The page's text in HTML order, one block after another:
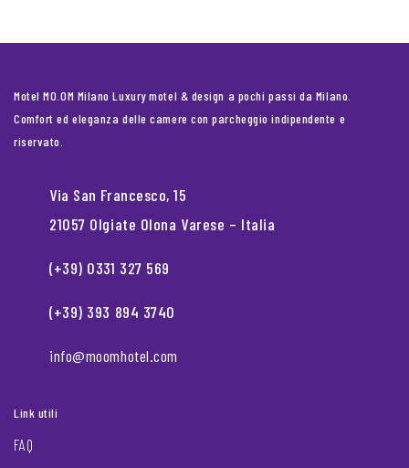
Motel MO.OM Milano Luxury motel & design a pochi passi da Milano.
Comfort ed eleganza delle camere con parcheggio indipendente e
riservato.
Via San Francesco, 15
21057 Olgiate Olona Varese – Italia
(+39) 0331 327 569
(+39) 393 894 3740
info@moomhotel.com
Link utili
FAQ